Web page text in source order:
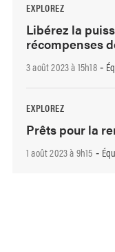
EXPLOREZ
Libérez la
récompenses
3 août 2023 à 15h18-
EXPLOREZ
Prêts pour la
1 août 2023 à 9h15 -